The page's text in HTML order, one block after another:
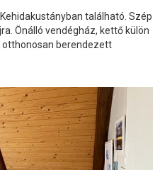
található. Szép
Önálló vendégház, kettő külön
otthonosan berendezett